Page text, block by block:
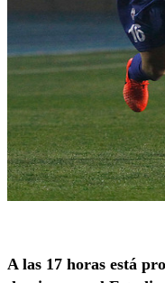
A las 17 horas está